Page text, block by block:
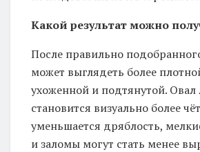
Какой результат можно
После правильно
может выглядеть более
ухоженной и подтянутой. Овал
становится визуально более
уменьшается дряблость,
и заломы могут стать менее